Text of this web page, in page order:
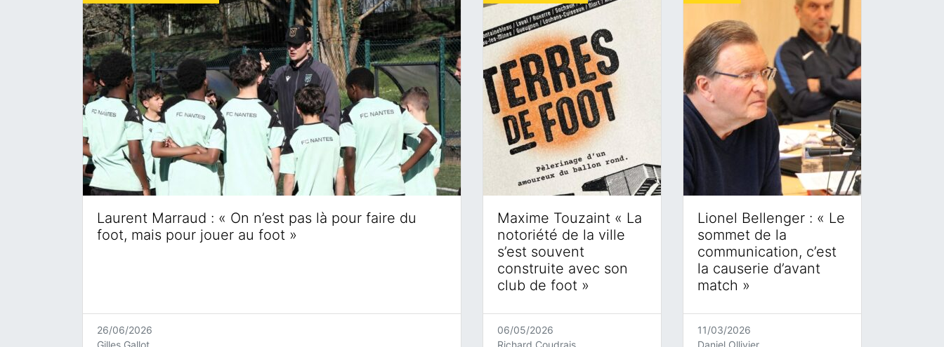
Laurent Marraud : « On n’est pas là pour faire du
foot, mais pour jouer au foot »
26/06/2026
Gilles Gallot
Maxime Touzaint « La
notoriété de la ville
s’est souvent
construite avec son
club de foot »
06/05/2026
Richard Coudrais
Lionel Bellenger : « Le
sommet de la
communication, c’est
la causerie d’avant
match »
11/03/2026
Daniel Ollivier